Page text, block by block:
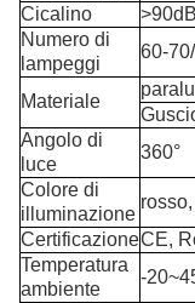
Cicalino
>90dB
Numero di
lampeggi
60-
Materiale
Angolo di
luce
360°
Colore di
illuminazione
CertificazioneCE,
Temperatura
ambiente
-